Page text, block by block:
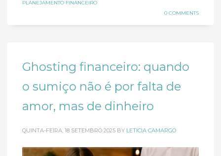
PLANEJAMENTO FINANCEIRO
0 COMMENTS
Ghosting financeiro: quando
o sumiço não é por falta de
amor, mas de dinheiro
QUINTA-FEIRA, 18 SETEMBRO 2025 BY LETICIA CAMARGO